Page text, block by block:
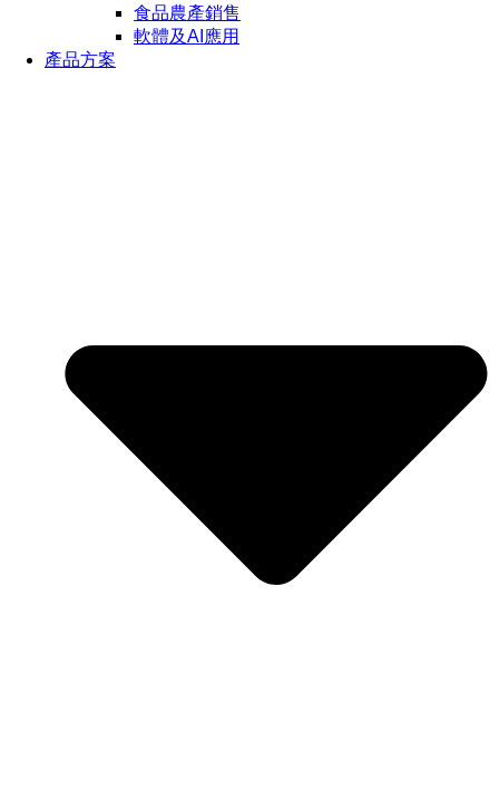
食品農產銷售
軟體及AI應用
產品方案